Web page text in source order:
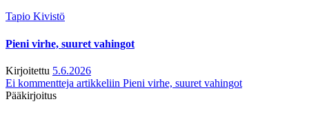
Tapio Kivistö
Pieni virhe, suuret vahingot
Kirjoitettu 5.6.2026
Ei kommentteja artikkeliin Pieni virhe, suuret vahingot
Pääkirjoitus